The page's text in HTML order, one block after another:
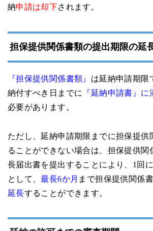
納申請は却下されます。
担保提供関係書類の提出期限の延
『担保提供関係書類』 は延納申請期限
納付すべき日までに 『延納申請書』
必要があります。
ただし、延納申請期限までに担保提供
ることができない場合は、 担保提供関
長届出書を提出することにより、1回
として、最長6か月 まで担保提供関係
延長することができます。